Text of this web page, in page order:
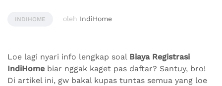
INDIHOME oleh IndiHome
Loe lagi nyari info lengkap soal Biaya Registrasi
IndiHome biar nggak kaget pas daftar? Santuy, bro!
Di artikel ini, gw bakal kupas tuntas semua yang loe